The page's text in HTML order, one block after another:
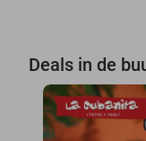
Deals in de